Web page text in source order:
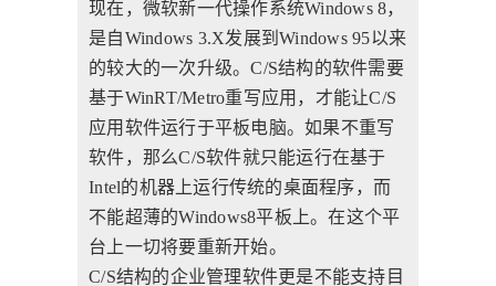
现在，微软新一代操作系统Windows 8，
是自Windows 3.X发展到Windows 95以来
的较大的一次升级。C/S结构的软件需要
基于WinRT/Metro重写应用，才能让C/S
应用软件运行于平板电脑。如果不重写
软件，那么C/S软件就只能运行在基于
Intel的机器上运行传统的桌面程序，而
不能超薄的Windows8平板上。在这个平
台上一切将要重新开始。
C/S结构的企业管理软件更是不能支持目